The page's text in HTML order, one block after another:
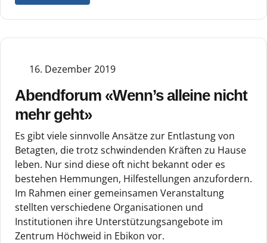
16. Dezember 2019
Abendforum «Wenn’s alleine nicht
mehr geht»
Es gibt viele sinnvolle Ansätze zur Entlastung von
Betagten, die trotz schwindenden Kräften zu Hause
leben. Nur sind diese oft nicht bekannt oder es
bestehen Hemmungen, Hilfestellungen anzufordern.
Im Rahmen einer gemeinsamen Veranstaltung
stellten verschiedene Organisationen und
Institutionen ihre Unterstützungsangebote im
Zentrum Höchweid in Ebikon vor.